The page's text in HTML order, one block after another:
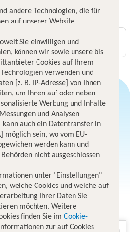
24/7 TUI Service
andere Technologien, die für
auf unserer Website
Sie einwilligen und
können wir sowie unsere bis
Cookies auf Ihrem
verwenden und
[z. B. IP-Adresse] von Ihnen
um Ihnen auf oder neben
Werbung und Inhalte
und Analysen
kann auch ein Datentransfer in
möglich sein, wo vom EU-
werden kann und
nicht ausgeschlossen
unter "Einstellungen"
welche Cookies und welche auf
Ihrer Daten Sie
möchten. Weitere
finden Sie im Cookie-
zur auf Cookies